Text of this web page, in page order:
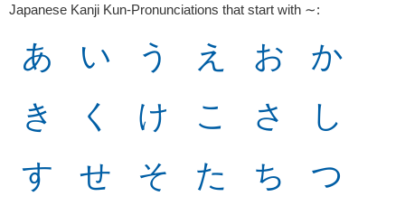
Japanese Kanji Kun-Pronunciations that start with ∼:
あ い う え お
か
き
く け こ さ
し
す
せ そ た ち
つ